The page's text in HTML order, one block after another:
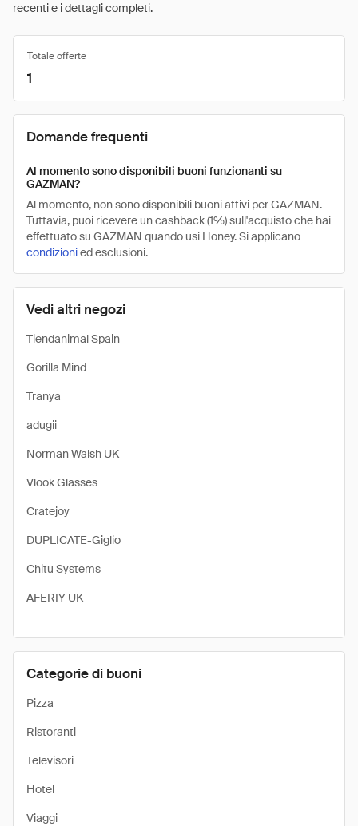
recenti e i dettagli completi.
Vedi altri negozi
Tiendanimal Spain
Gorilla Mind
Tranya
adugii
Norman Walsh UK
Vlook Glasses
Cratejoy
DUPLICATE-Giglio
Chitu Systems
AFERIY UK
Categorie di buoni
Pizza
Ristoranti
Televisori
Hotel
Viaggi
Totale offerte
1
Domande frequenti
Al momento sono disponibili buoni funzionanti su
GAZMAN?
Al momento, non sono disponibili buoni attivi per GAZMAN.
Tuttavia, puoi ricevere un cashback (1%) sull'acquisto che hai
effettuato su GAZMAN quando usi Honey. Si applicano
condizionied esclusioni.